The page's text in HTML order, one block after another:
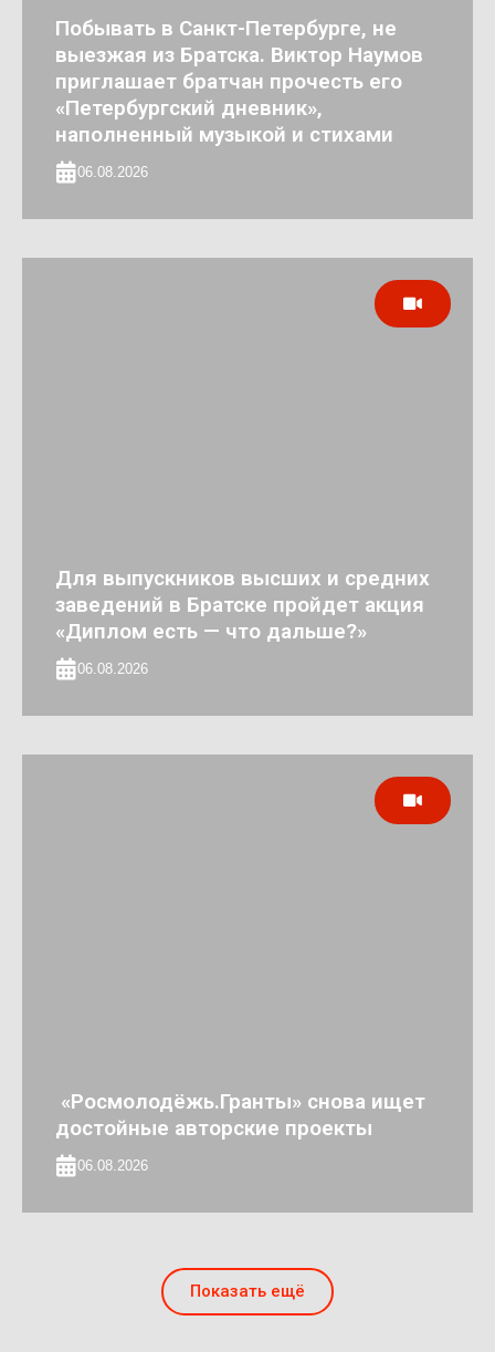
Побывать в Санкт-Петербурге, не
выезжая из Братска. Виктор Наумов
приглашает братчан прочесть его
«Петербургский дневник»,
наполненный музыкой и стихами
06.08.2026
Для выпускников высших и средних
заведений в Братске пройдет акция
«Диплом есть — что дальше?»
06.08.2026
«Росмолодёжь.Гранты» снова ищет
достойные авторские проекты
06.08.2026
Показать ещё